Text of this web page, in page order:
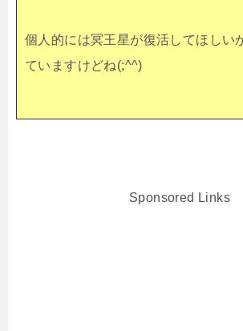
個人的には冥王星が復活してほしい
ていますけどね(;^^)
Sponsored Links